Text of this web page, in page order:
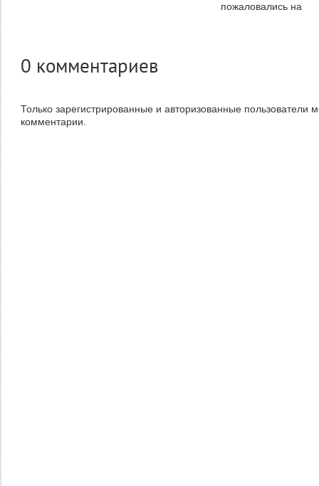
пожаловались на
0 комментариев
Только зарегистрированные и авторизованные пользователи
комментарии.